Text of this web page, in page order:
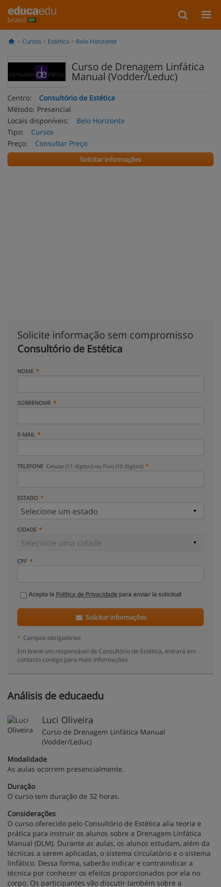
brasil
Cursos Estética Belo Horizonte
Curso de Drenagem Linfática
Manual (Vodder/Leduc)
Centro:
Consultório de Estética
Método: Presencial
Locais disponíveis:
Belo Horizonte
Tipo:
Cursos
Preço:
Consultar Preço
Solicitar informações
Solicite informação sem compromisso
Consultório de Estética
NOME
SOBRENOME
E-MAIL
TELEFONE Celular (11 dígitos) ou Fixo (10 dígitos)
ESTADO
CIDADE
CPF
Acepta la Política de Privacidade para enviar la solicitud
Solicitar informações
* Campos obrigatórios
Em breve um responsável de Consultório de Estética, entrará em
contacto contigo para mais informações.
Análisis de educaedu
Luci Oliveira
Curso de Drenagem Linfática Manual
(Vodder/Leduc)
Modalidade
As aulas ocorrem presencialmente.
Duração
O curso tem duração de 32 horas.
Considerações
O curso oferecido pelo Consultório de Estética alia teoria e
prática para instruir os alunos sobre a Drenagem Linfática
Manual (DLM). Durante as aulas, os alunos estudam, além da
técnicas a serem aplicadas, o sistema circulatório e o sistema
linfático. Dessa forma, saberão indicar e contraindicar a
técnica por conhecer os efeitos proporcionados por ela no
corpo. Os participantes vão discutir também sobre a